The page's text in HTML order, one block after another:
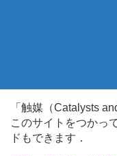
「触媒（Catalysts
このサイトをつかっ
ドもできます．